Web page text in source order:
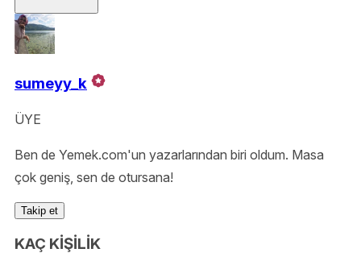
sumeyy_k
ÜYE
Ben de Yemek.com'un yazarlarından biri oldum. Masa
çok geniş, sen de otursana!
Takip et
KAÇ KİŞİLİK